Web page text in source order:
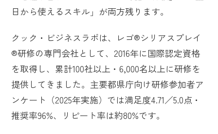
日から使えるスキル」が両方残ります。
クック・ビジネスラボは、レゴ®シリアスプレイ
®研修の専門会社として、2016年に国際認定資格
を取得し、累計100社以上・6,000名以上に研修を
提供してきました。主要都県庁向け研修参加者ア
ンケート（2025年実施）では満足度4.71／5.0点・
推奨率96%、リピート率は約80%です。